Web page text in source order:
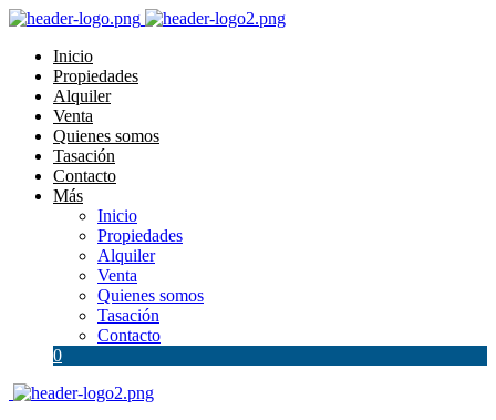
Inicio
Propiedades
Alquiler
Venta
Quienes somos
Tasación
Contacto
Más
Inicio
Propiedades
Alquiler
Venta
Quienes somos
Tasación
Contacto
0